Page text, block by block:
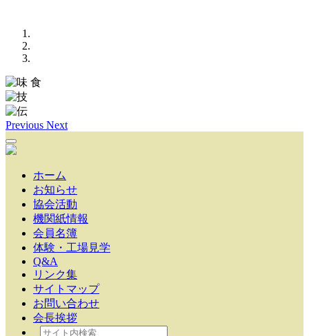
Previous Next
ホーム
お知らせ
協会活動
機関紙情報
会員名簿
体験・工場見学
Q&A
リンク集
サイトマップ
お問い合わせ
会長挨拶